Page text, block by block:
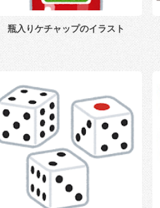
瓶入りケチャップのイラスト